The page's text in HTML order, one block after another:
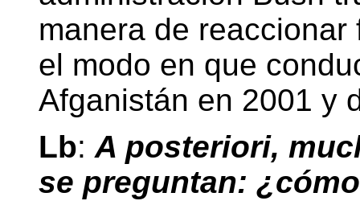
manera de
el modo en que
Afganistán en 2001 y
Lb: A posteriori,
se preguntan: